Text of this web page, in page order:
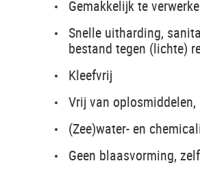
Gemakkelijk te
Snelle uitharding,
bestand tegen (lichte)
Kleefvrij
Vrij van
(Zee)water- en
Geen blaasvorming,